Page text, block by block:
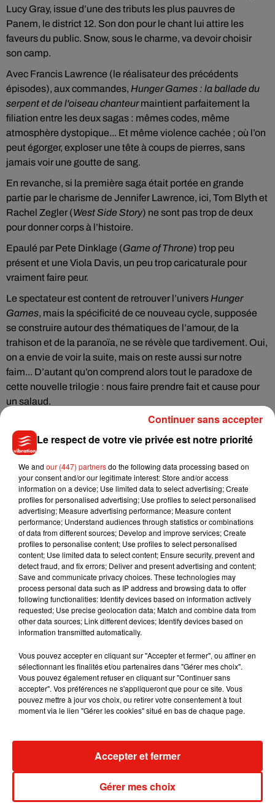
Lucy Gray, issue d’une des tributs les plus pauvres de
Panem, le district 12. Son don pour le chant lui attire les
faveurs du public. Snow, sous le charme, va devoir choisir
son camp.
Avec Francis Lawrence (le réalisateur des précédents
épisodes), aux commandes, Hunger Games : la ballade du
serpent et de l'oiseau chanteurmaintient parfaitement la
filiation entre les deux sagas : mêmes codes, même
atmosphère dystopique... Et même violence cachée ; où l’on
peut égorger, exploser une tête à coups de pierres, sans
jamais voir une goutte de sang.
En revanche, si la première saga était portée en grande
partie par le charisme de Jennifer Lawrence, ici, Tom Blyth et
Rachel Zegler (West Side Story) ne sont pas trop de deux
pour donner corps à l’histoire.
Epaulé par Pete Dinklage (Game of Throne) trop peu
présent et une Viola Davis, un peu trop caricaturale pour
vraiment faire peur.
Le spectateur est content de retrouver l’univers Hunger
Games, mais la spécificité de ce nouveau cycle, supposée
se construire autour des thématiques de l’amour, de la
trahison et de la paranoïa, ne se révèle que tardivement. Oui,
on a envie de voir la suite, mais on reste aussi sur notre
faim... D’autant qu’on comprend alors tout le paradoxe de
cette nouvelle trilogie : nous faire prendre fait et cause pour
un salaud.
Cet élément est masqué compte-tenu du refus du
souhaitez l'afficher, merci de nous donner votre accord
en cliquant sur le bouton ci-dessous.
Afficher l'élément
Hunger Games : la ballade du serpent et de l'oiseau
chanteur• De Francis Lawrence • Avec Tom Blyth, Rachel
Zegler, Peter Dinklage... • Sortie le 15 novembre 2023
Musique
7 août 2026
Julien Lieb s’essaye à la vie de chatelain
dans son nouveau clip
Madonna sort enfin le remix de « Love
Sensation » avec Kylie Minogue
Le respect de votre vie privée est notre priorité
We and our (447) partnersdo the following data processing based on
your consent and/or our legitimate interest: Store and/or access
information on a device; Use limited data to select advertising; Create
profiles for personalised advertising; Use profiles to select personalised
advertising; Measure advertising performance; Measure content
performance; Understand audiences through statistics or combinations
of data from different sources; Develop and improve services; Create
profiles to personalise content; Use profiles to select personalised
content; Use limited data to select content; Ensure security, prevent and
detect fraud, and fix errors; Deliver and present advertising and content;
Save and communicate privacy choices. These technologies may
process personal data such as IP address and browsing data to offer
following functionalities: Identify devices based on information actively
requested; Use precise geolocation data; Match and combine data from
other data sources; Link different devices; Identify devices based on
information transmitted automatically.
Vous pouvez accepter en cliquant sur "Accepter et fermer", ou affiner en
sélectionnant les finalités et/ou partenaires dans "Gérer mes choix".
Vous pouvez également refuser en cliquant sur "Continuer sans
accepter". Vos préférences ne s'appliqueront que pour ce site. Vous
pouvez mettre à jour vos choix, ou retirer votre consentement à tout
moment via le lien "Gérer les cookies" situé en bas de chaque page.
Gérer mes choix
Accepter et fermer
Continuer sans accepter